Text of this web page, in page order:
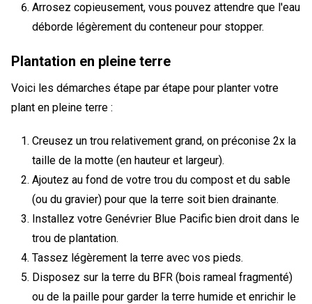
Arrosez copieusement, vous pouvez attendre que l'eau
déborde légèrement du conteneur pour stopper.
Plantation en pleine terre
Voici les démarches étape par étape pour planter votre
plant en pleine terre :
Creusez un trou relativement grand, on préconise 2x la
taille de la motte (en hauteur et largeur).
Ajoutez au fond de votre trou du compost et du sable
(ou du gravier) pour que la terre soit bien drainante.
Installez votre Genévrier Blue Pacific bien droit dans le
trou de plantation.
Tassez légèrement la terre avec vos pieds.
Disposez sur la terre du BFR (bois rameal fragmenté)
ou de la paille pour garder la terre humide et enrichir le